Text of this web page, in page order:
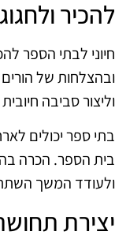
להכיר
חיוני לבתי הספר
ובהצלחות של
וליצור סביבה
בתי ספר יכולים
בית הספר. הכרה
ולעודד המשך
יצירת